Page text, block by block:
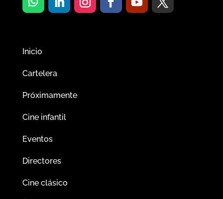
Inicio
Cartelera
Próximamente
Cine infantil
Eventos
Directores
Cine clásico